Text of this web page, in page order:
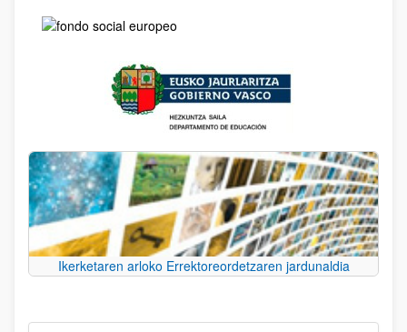
Ikerketaren arloko Errektoreordetzaren jardunaldia